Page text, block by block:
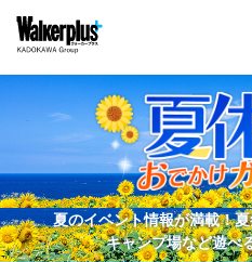
夏のイベント情報が満載！
キャンプ場など遊べ